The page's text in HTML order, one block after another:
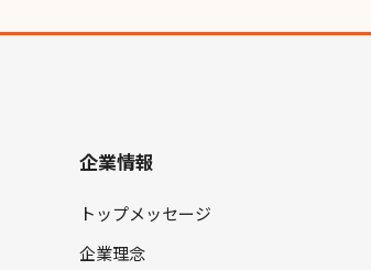
企業情報
トップメッセージ
企業理念